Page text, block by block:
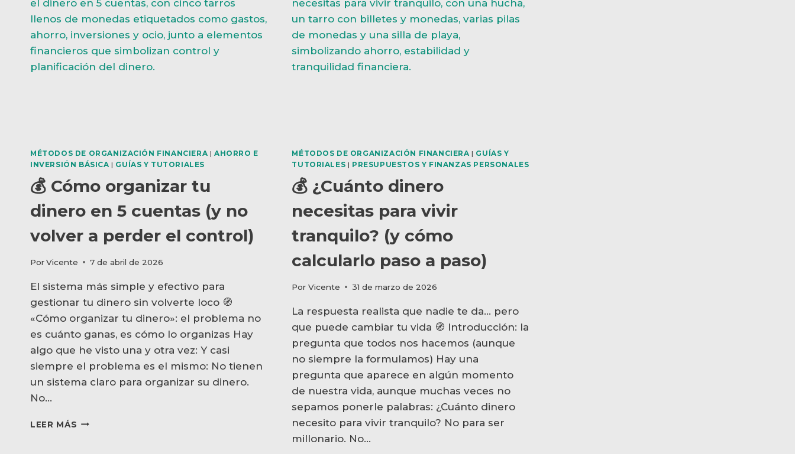
(GUÍA
REALISTA
EN
FINANCIERO
PERSONAL
QUE
EN
PILOTO
MÉTODOS DE ORGANIZACIÓN FINANCIERA |AHORRO E
INVERSIÓN BÁSICA | GUÍAS Y TUTORIALES
💰 Cómo organizar tu
dinero en 5 cuentas (y no
volver a perder el control)
PorVicente 7 de abril de 2026
El sistema más simple y efectivo para
gestionar tu dinero sin volverte loco 🧭
«Cómo organizar tu dinero»: el problema no
es cuánto ganas, es cómo lo organizas Hay
algo que he visto una y otra vez: Y casi
siempre el problema es el mismo: No tienen
un sistema claro para organizar su dinero.
No…
LEER MÁS 💰
MÉTODOS DE ORGANIZACIÓN FINANCIERA | GUÍAS Y
TUTORIALES | PRESUPUESTOS Y FINANZAS PERSONALES
💰 ¿Cuánto dinero
necesitas para vivir
tranquilo? (y cómo
calcularlo paso a paso)
Por Vicente 31 de marzo de 2026
La respuesta realista que nadie te da… pero
que puede cambiar tu vida 🧭 Introducción: la
pregunta que todos nos hacemos (aunque
no siempre la formulamos) Hay una
pregunta que aparece en algún momento
de nuestra vida, aunque muchas veces no
sepamos ponerle palabras: ¿Cuánto dinero
necesito para vivir tranquilo? No para ser
millonario. No…